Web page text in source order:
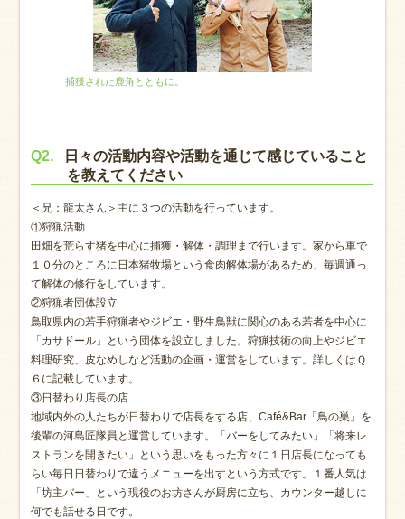
捕獲された鹿角とともに。
Q2.
日々の活動内容や活動を通じて感じていること
を教えてください
＜兄：龍太さん＞主に３つの活動を行っています。
①狩猟活動
田畑を荒らす猪を中心に捕獲・解体・調理まで行います。家から車で
１０分のところに日本猪牧場という食肉解体場があるため、毎週通っ
て解体の修行をしています。
②狩猟者団体設立
鳥取県内の若手狩猟者やジビエ・野生鳥獣に関心のある若者を中心に
「カサドール」という団体を設立しました。狩猟技術の向上やジビエ
料理研究、皮なめしなど活動の企画・運営をしています。詳しくはＱ
６に記載しています。
③日替わり店長の店
地域内外の人たちが日替わりで店長をする店、Café&Bar「鳥の巣」を
後輩の河島匠隊員と運営しています。「バーをしてみたい」「将来レ
ストランを開きたい」という思いをもった方々に１日店長になっても
らい毎日日替わりで違うメニューを出すという方式です。１番人気は
「坊主バー」という現役のお坊さんが厨房に立ち、カウンター越しに
何でも話せる日です。